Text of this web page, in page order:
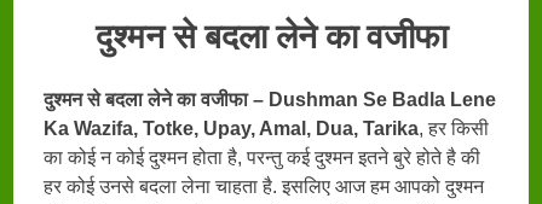
दुश्मन से बदला लेने का वजीफा
दुश्मन से बदला लेने का वजीफा – Dushman Se Badla Lene
Ka Wazifa, Totke, Upay, Amal, Dua, Tarika, हर किसी
का कोई न कोई दुश्मन होता है, परन्तु कई दुश्मन इतने बुरे होते है की
हर कोई उनसे बदला लेना चाहता है. इसलिए आज हम आपको दुश्मन